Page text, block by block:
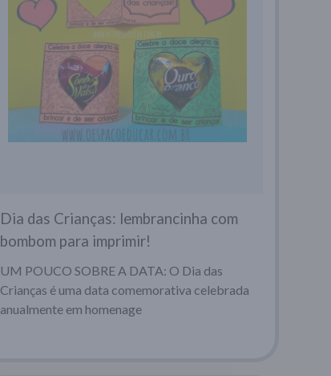
Dia das Crianças: lembrancinha com
bombom para imprimir!
UM POUCO SOBRE A DATA: O Dia das
Crianças é uma data comemorativa celebrada
anualmente em homenage